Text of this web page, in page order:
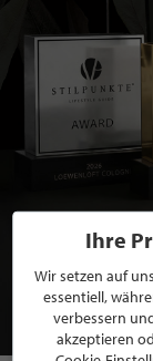
Ihre
Wir setzen auf
essentiell,
verbessern
akzeptieren